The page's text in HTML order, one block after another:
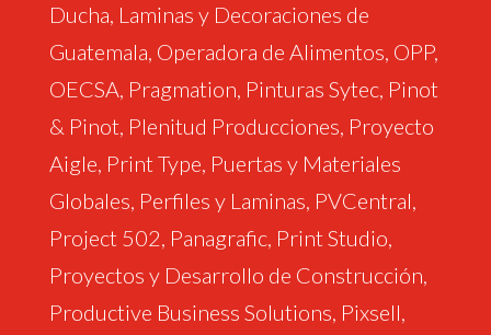
Ducha, Laminas y Decoraciones de
Guatemala, Operadora de Alimentos, OPP,
OECSA, Pragmation, Pinturas Sytec, Pinot
& Pinot, Plenitud Producciones, Proyecto
Aigle, Print Type, Puertas y Materiales
Globales, Perfiles y Laminas, PVCentral,
Project 502, Panagrafic, Print Studio,
Proyectos y Desarrollo de Construcción,
Productive Business Solutions, Pixsell,